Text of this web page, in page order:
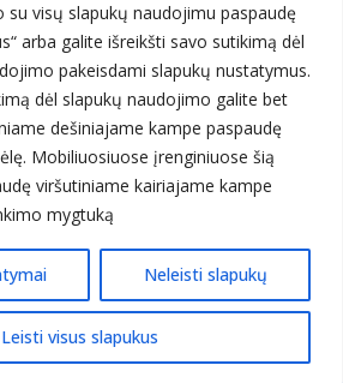
su visų slapukų naudojimu paspaudę
arba galite išreikšti savo sutikimą dėl
pakeisdami slapukų nustatymus.
dėl slapukų naudojimo galite bet
dešiniajame kampe paspaudę
Mobiliuosiuose įrenginiuose šią
viršutiniame kairiajame kampe
mygtuką
Neleisti slapukų
Leisti visus slapukus
mus
tarnyba prie Aplinkos